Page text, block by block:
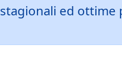
ed ottime